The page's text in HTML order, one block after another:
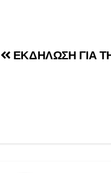
Πλοήγηση
ΕΚΔΗΛΩΣΗ ΓΙΑ